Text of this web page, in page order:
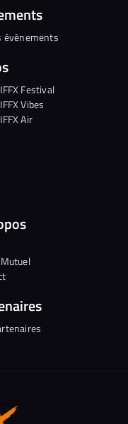
évènements
Festival
Vibes
Air